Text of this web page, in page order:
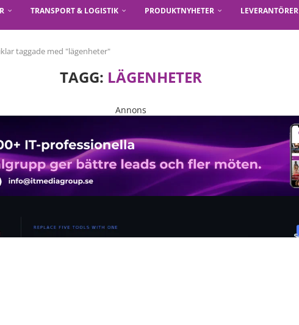
TRANSPORT & LOGISTIK PRODUKTNYHETER LEVERANTÖRER
taggade med "lägenheter"
TAGG: LÄGENHETER
Annons